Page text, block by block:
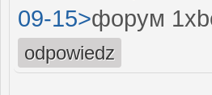
09-15>форум
odpowiedz